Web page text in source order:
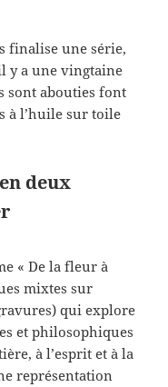
finalise une série,
y a une vingtaine
sont abouties font
à l’huile sur toile
deux
« De la fleur à
mixtes sur
qui explore
et philosophiques
à l’esprit et à la
représentation